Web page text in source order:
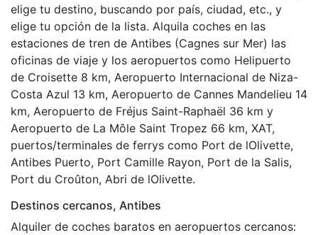
elige tu destino, buscando por país, ciudad, etc., y
elige tu opción de la lista. Alquila coches en las
estaciones de tren de Antibes (Cagnes sur Mer) las
oficinas de viaje y los aeropuertos como Helipuerto
de Croisette 8 km, Aeropuerto Internacional de Niza-
Costa Azul 13 km, Aeropuerto de Cannes Mandelieu 14
km, Aeropuerto de Fréjus Saint-Raphaël 36 km y
Aeropuerto de La Môle Saint Tropez 66 km, XAT,
puertos/terminales de ferrys como Port de lOlivette,
Antibes Puerto, Port Camille Rayon, Port de la Salis,
Port du Croûton, Abri de lOlivette.
Destinos cercanos, Antibes
Alquiler de coches baratos en aeropuertos cercanos: